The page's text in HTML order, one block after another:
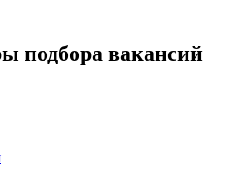
подбора вакансий